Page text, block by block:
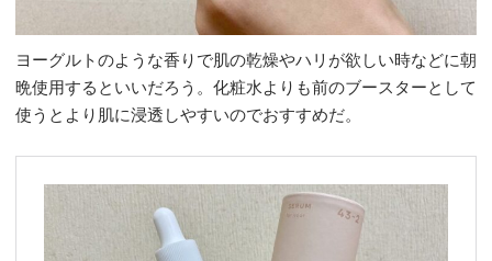
ヨーグルトのような香りで肌の乾燥やハリが欲しい時などに朝
晩使用するといいだろう。化粧水よりも前のブースターとして
使うとより肌に浸透しやすいのでおすすめだ。